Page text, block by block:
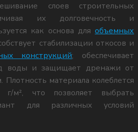
слоев строительных
их долговечность и
как основа для объемных
стабилизации откосов и
конструкций; обеспечивает
воды и защищает дренажи от
Плотность материала колеблется
что позволяет выбрать
для различных условий